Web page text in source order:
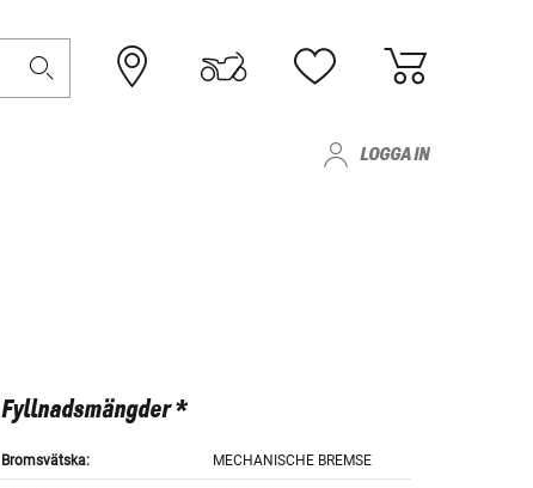
LOGGA IN
Fyllnadsmängder *
Bromsvätska: MECHANISCHE BREMSE